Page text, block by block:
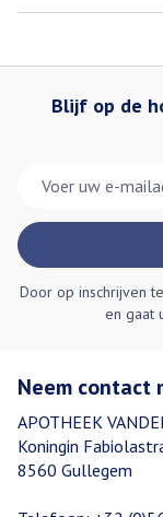
Blijf op de
Door op inschrijven
en gaat
Neem contact
APOTHEEK
Koningin
8560 Gullegem